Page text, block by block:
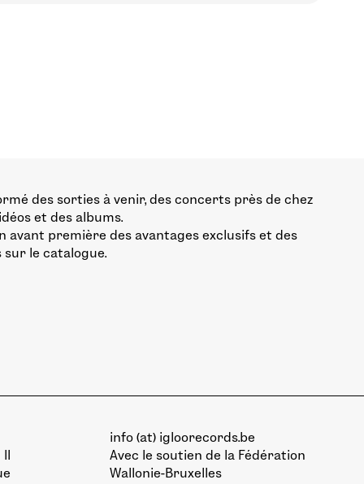
des sorties à venir, des concerts près de chez
et des albums.
avant première des avantages exclusifs et des
le catalogue.
info (at) igloorecords.be
Avec le soutien de la Fédération
Wallonie-Bruxelles